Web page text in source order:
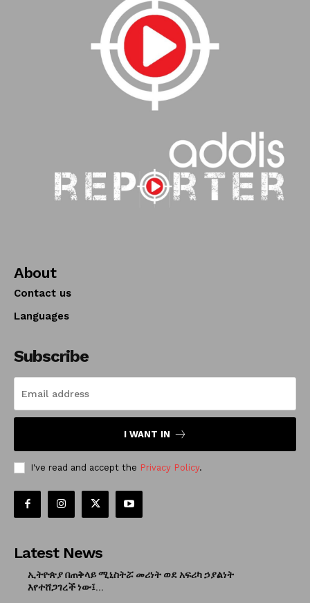
About
Contact us
Languages
Subscribe
I WANT IN
I've read and accept the Privacy Policy.
Latest News
ኢትዮጵያ በጠቅላይ ሚኒስትሯ መሪነት ወደ አፍሪካ ኃያልነት
እየተሸጋገረች ነው፤...